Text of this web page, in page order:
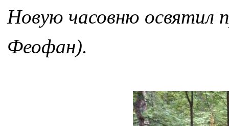
Новую часовню освятил
Феофан).